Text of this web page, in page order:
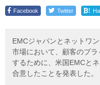
Facebook Twitter !
EMCジャパンとネットワ
市場において、顧客のプ
するために、米国EMCと
合意したことを発表した。